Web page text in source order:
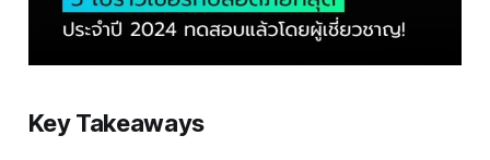
Key Takeaways